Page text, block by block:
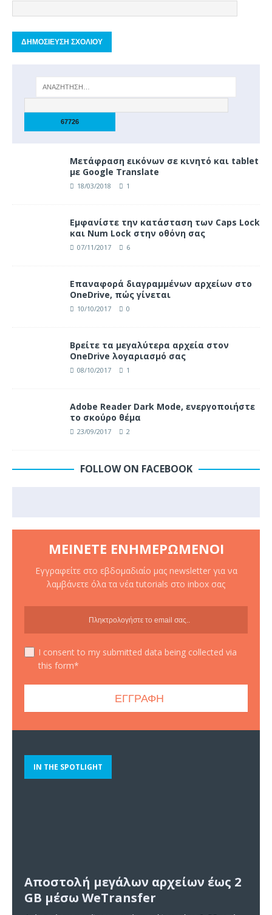
Μετάφραση εικόνων σε κινητό και tablet
με Google Translate
18/03/2018 1
Eμφανίστε την κατάσταση των Caps Lock
και Num Lock στην οθόνη σας
07/11/2017 6
Επαναφορά διαγραμμένων αρχείων στο
OneDrive, πώς γίνεται
10/10/2017 0
Βρείτε τα μεγαλύτερα αρχεία στον
OneDrive λογαριασμό σας
08/10/2017 1
Adobe Reader Dark Mode, ενεργοποιήστε
το σκούρο θέμα
23/09/2017 2
FOLLOW ON FACEBOOK
ΜΕΊΝΕΤΕ ΕΝΗΜΕΡΩΜΈΝΟΙ
Εγγραφείτε στο εβδομαδιαίο μας newsletter για να
λαμβάνετε όλα τα νέα tutorials στο inbox σας
I consent to my submitted data being collected via
this form*
IN THE SPOTLIGHT
Αποστολή μεγάλων αρχείων έως 2
GB μέσω WeTransfer